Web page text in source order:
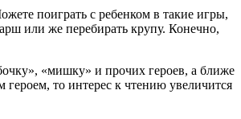
поиграть с ребенком в такие игры,
или же перебирать крупу. Конечно,
«мишку» и прочих героев, а ближе
то интерес к чтению увеличится